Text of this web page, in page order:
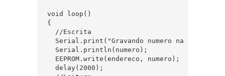
void loop()
{
  //Escrita
Serial.print("Gravando numero na memoria
  Serial.println(numero);
  EEPROM.write(endereco, numero);
  delay(2000);